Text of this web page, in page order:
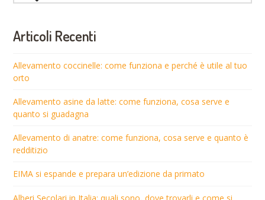
Articoli Recenti
Allevamento coccinelle: come funziona e perché è utile al tuo
orto
Allevamento asine da latte: come funziona, cosa serve e
quanto si guadagna
Allevamento di anatre: come funziona, cosa serve e quanto è
redditizio
EIMA si espande e prepara un’edizione da primato
Alberi Secolari in Italia: quali sono, dove trovarli e come si